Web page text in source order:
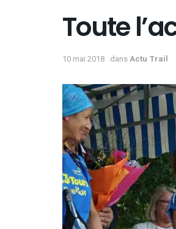
Toute
10 mai 2018 dansActu Trail